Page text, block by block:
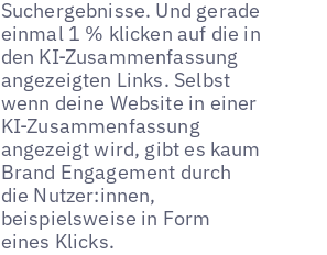
Suchergebnisse. Und gerade
einmal 1 % klicken auf die in
den KI-Zusammenfassung
angezeigten Links. Selbst
wenn deine Website in einer
KI-Zusammenfassung
angezeigt wird, gibt es kaum
Brand Engagement durch
die Nutzer:innen,
beispielsweise in Form
eines Klicks.